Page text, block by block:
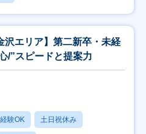
沢エリア】第二新卒・未経
/”スピードと提案力
験OK 土日祝休み